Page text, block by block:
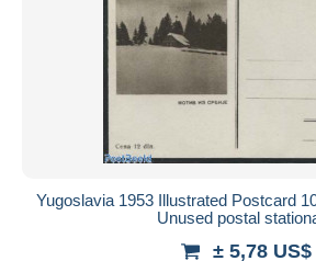
Yugoslavia 1953 Illustrated Postcard
Unused postal
± 5,78 US$